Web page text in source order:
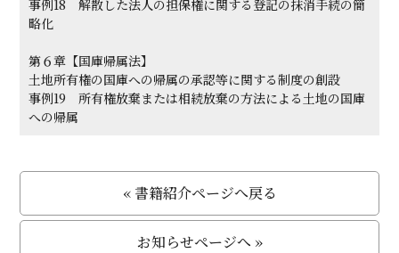
事例18 解散した法人の担保権に関する登記の抹消手続の簡
略化
第６章【国庫帰属法】
土地所有権の国庫への帰属の承認等に関する制度の創設
事例19 所有権放棄または相続放棄の方法による土地の国庫
への帰属
« 書籍紹介ページへ戻る
お知らせページへ »